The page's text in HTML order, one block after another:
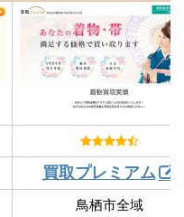
買取プレミアム
鳥栖市全域